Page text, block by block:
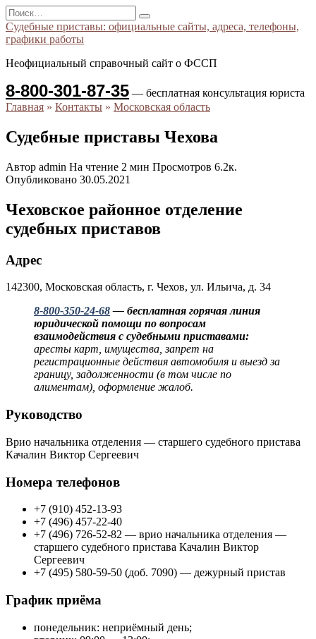
Перейти
к
содержанию
Search
for:
Судебные приставы: официальные сайты, адреса, телефоны,
графики работы
Неофициальный справочный сайт о ФССП
8-800-301-87-35 — бесплатная консультация юриста
Главная » Контакты » Московская область
Судебные приставы Чехова
Автор admin На чтение 2 мин Просмотров 6.2к.
Опубликовано 30.05.2021
Чеховское районное отделение
судебных приставов
Адрес
142300, Московская область, г. Чехов, ул. Ильича, д. 34
8-800-350-24-68— бесплатная горячая линия
юридической помощи по вопросам
взаимодействия с судебными приставами:
аресты карт, имущества, запрет на
регистрационные действия автомобиля и выезд за
границу, задолженности (в том числе по
алиментам), оформление жалоб.
Руководство
Врио начальника отделения — старшего судебного пристава
Качалин Виктор Сергеевич
Номера телефонов
+7 (910) 452-13-93
+7 (496) 457-22-40
+7 (496) 726-52-82 — врио начальника отделения —
старшего судебного пристава Качалин Виктор
Сергеевич
+7 (495) 580-59-50 (доб. 7090) — дежурный пристав
График приёма
понедельник: неприёмный день;